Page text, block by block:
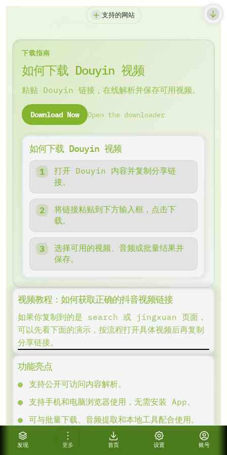
发现 更多 首页 设置 账号
支持的网站
下载指南
如何下载 Douyin 视频
粘贴 Douyin 链接，在线解析并保存可用视频。
Download Now Open the downloader
如何下载 Douyin 视频
打开 Douyin 内容并复制分享链
接。
将链接粘贴到下方输入框，点击下
载。
选择可用的视频、音频或批量结果并
保存。
视频教程：如何获取正确的抖音视频链接
如果你复制到的是 search 或 jingxuan 页面，
可以先看下面的演示，按流程打开具体视频后再复制
分享链接。
功能亮点
支持公开可访问内容解析。
支持手机和电脑浏览器使用，无需安装 App。
可与批量下载、音频提取和本地工具配合使用。
使用说明